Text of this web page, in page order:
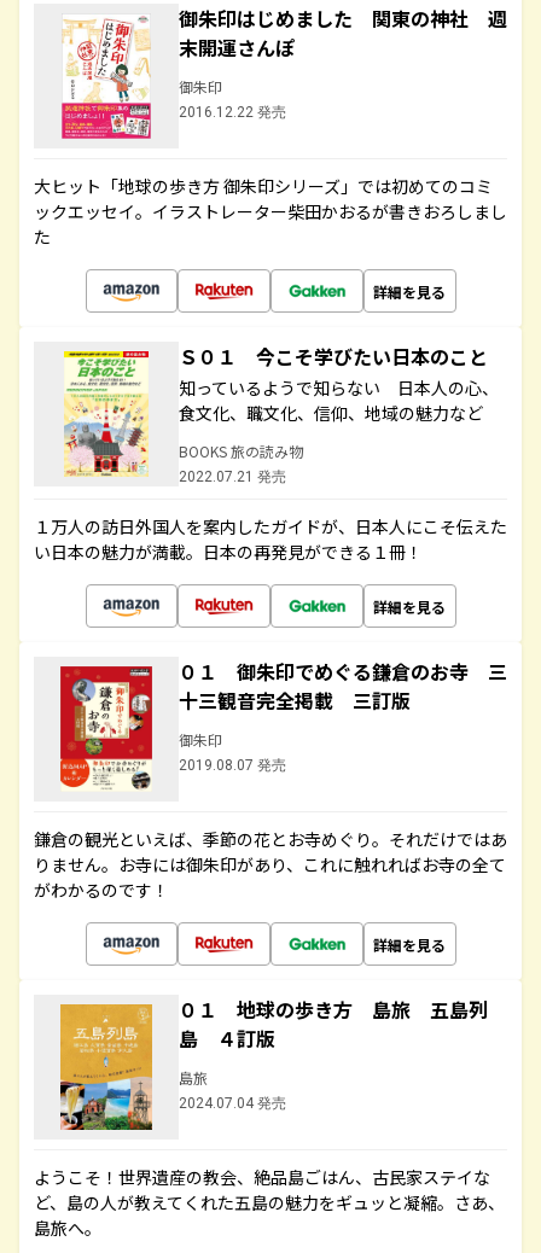
御朱印はじめました 関東の神社 週
末開運さんぽ
御朱印
2016.12.22 発売
大ヒット「地球の歩き方 御朱印シリーズ」では初めてのコミ
ックエッセイ。イラストレーター柴田かおるが書きおろしまし
た
詳細を見る
Ｓ０１ 今こそ学びたい日本のこと
知っているようで知らない 日本人の心、
食文化、職文化、信仰、地域の魅力など
BOOKS 旅の読み物
2022.07.21 発売
１万人の訪日外国人を案内したガイドが、日本人にこそ伝えた
い日本の魅力が満載。日本の再発見ができる１冊！
詳細を見る
０１ 御朱印でめぐる鎌倉のお寺 三
十三観音完全掲載 三訂版
御朱印
2019.08.07 発売
鎌倉の観光といえば、季節の花とお寺めぐり。それだけではあ
りません。お寺には御朱印があり、これに触れればお寺の全て
がわかるのです！
詳細を見る
０１ 地球の歩き方 島旅 五島列
島 ４訂版
島旅
2024.07.04 発売
ようこそ！世界遺産の教会、絶品島ごはん、古民家ステイな
ど、島の人が教えてくれた五島の魅力をギュッと凝縮。さあ、
島旅へ。